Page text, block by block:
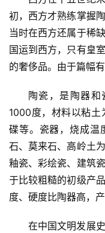
初，西方才熟练掌握
当时在西方还属于稀
国运到西方，只有皇
的奢侈品。由于篇幅
陶瓷，是陶器
1000度，材料以粘土
碟等。瓷器，烧成温
石、莫来石、高岭土
釉瓷、彩绘瓷、建筑
于比较粗糙的初级产
度、硬度比陶器高，
在中国文明发展